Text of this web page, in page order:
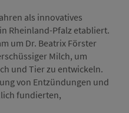
als innovatives
Rheinland-Pfalz etabliert.
um Dr. Beatrix Förster
Milch, um
und Tier zu entwickeln.
von Entzündungen und
fundierten,